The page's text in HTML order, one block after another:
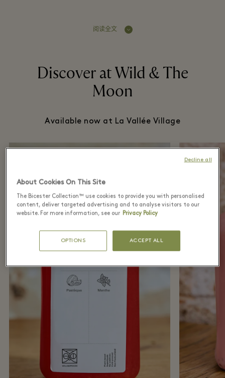
阅读全文
Discover at Wild & The
Moon
Available now at La Vallée Village
About Cookies On This Site
The Bicester Collection™ use cookies to provide you with personalised
content, deliver targeted advertising and to analyse visitors to our
website. For more information, see our Privacy Policy
OPTIONS ACCEPT ALL
Decline all